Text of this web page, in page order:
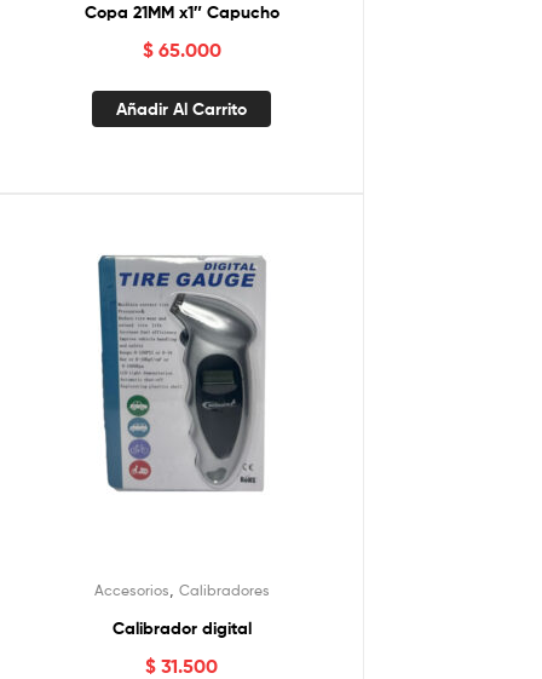
Copa 21MM x1″ Capucho
$65.000
Añadir Al Carrito
Accesorios Calibradores
Calibrador digital
$ 31.500